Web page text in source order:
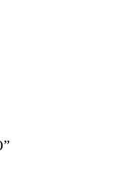
”